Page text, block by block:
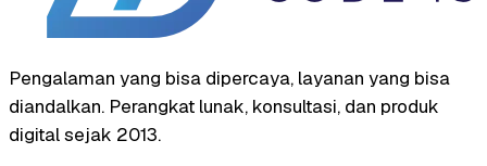
Pengalaman yang bisa dipercaya, layanan yang bisa
diandalkan. Perangkat lunak, konsultasi, dan produk
digital sejak 2013.